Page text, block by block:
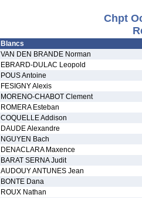
Chpt
Blancs
VAN DEN BRANDE Norman
EBRARD-DULAC Leopold
POUS Antoine
FESIGNY Alexis
MORENO-CHABOT Clement
ROMERA Esteban
COQUELLE Addison
DAUDE Alexandre
NGUYEN Bach
DENACLARA Maxence
BARAT SERNA Judit
AUDOUY ANTUNES Jean
BONTE Dana
ROUX Nathan